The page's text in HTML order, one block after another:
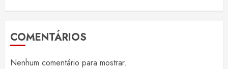
COMENTÁRIOS
Nenhum comentário para mostrar.